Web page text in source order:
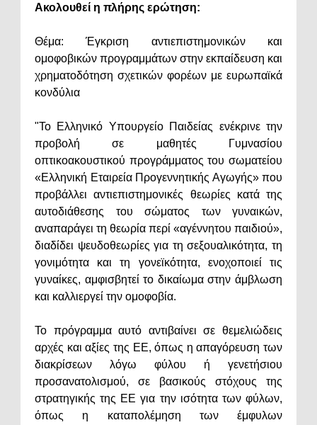
Ακολουθεί η πλήρης ερώτηση:
Θέμα: Έγκριση αντιεπιστημονικών και
ομοφοβικών προγραμμάτων στην εκπαίδευση και
χρηματοδότηση σχετικών φορέων με ευρωπαϊκά
κονδύλια
"Το Ελληνικό Υπουργείο Παιδείας ενέκρινε την
προβολή σε μαθητές Γυμνασίου
οπτικοακουστικού προγράμματος του σωματείου
«Ελληνική Εταιρεία Προγεννητικής Αγωγής» που
προβάλλει αντιεπιστημονικές θεωρίες κατά της
αυτοδιάθεσης του σώματος των γυναικών,
αναπαράγει τη θεωρία περί «αγέννητου παιδιού»,
διαδίδει ψευδοθεωρίες για τη σεξουαλικότητα, τη
γονιμότητα και τη γονεϊκότητα, ενοχοποιεί τις
γυναίκες, αμφισβητεί το δικαίωμα στην άμβλωση
και καλλιεργεί την ομοφοβία.
Το πρόγραμμα αυτό αντιβαίνει σε θεμελιώδεις
αρχές και αξίες της ΕΕ, όπως η απαγόρευση των
διακρίσεων λόγω φύλου ή γενετήσιου
προσανατολισμού, σε βασικούς στόχους της
στρατηγικής της ΕΕ για την ισότητα των φύλων,
όπως η καταπολέμηση των έμφυλων